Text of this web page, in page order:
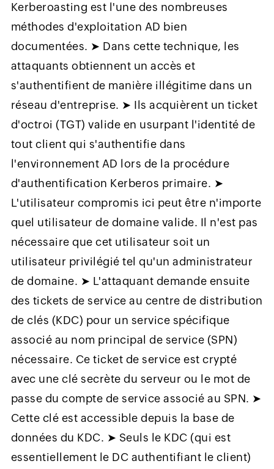
Kerberoasting est l'une des nombreuses
méthodes d'exploitation AD bien
documentées. ➤ Dans cette technique, les
attaquants obtiennent un accès et
s'authentifient de manière illégitime dans un
réseau d'entreprise. ➤ Ils acquièrent un ticket
d'octroi (TGT) valide en usurpant l'identité de
tout client qui s'authentifie dans
l'environnement AD lors de la procédure
d'authentification Kerberos primaire. ➤
L'utilisateur compromis ici peut être n'importe
quel utilisateur de domaine valide. Il n'est pas
nécessaire que cet utilisateur soit un
utilisateur privilégié tel qu'un administrateur
de domaine. ➤ L'attaquant demande ensuite
des tickets de service au centre de distribution
de clés (KDC) pour un service spécifique
associé au nom principal de service (SPN)
nécessaire. Ce ticket de service est crypté
avec une clé secrète du serveur ou le mot de
passe du compte de service associé au SPN. ➤
Cette clé est accessible depuis la base de
données du KDC. ➤ Seuls le KDC (qui est
essentiellement le DC authentifiant le client)